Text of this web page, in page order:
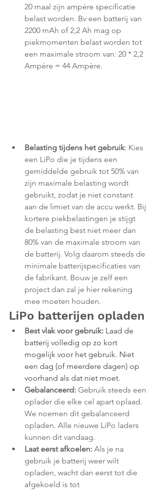
20 maal zijn ampère specificatie
belast worden. Bv een batterij van
2200 mAh of 2,2 Ah mag op
piekmomenten belast worden tot
een maximale stroom van: 20 * 2,2
Ampère = 44 Ampère.
Belasting tijdens het gebruik: Kies
een LiPo die je tijdens een
gemiddelde gebruik tot 50% van
zijn maximale belasting wordt
gebruikt, zodat je niet constant
aan de limiet van de accu werkt. Bij
kortere piekbelastingen je stijgt
de belasting best niet meer dan
80% van de maximale stroom van
de batterij. Volg daarom steeds de
minimale batterijspecificaties van
de fabrikant. Bouw je zelf een
project dan zal je hier rekening
mee moeten houden.
LiPo batterijen opladen
Best vlak voor gebruik: Laad de
batterij volledig op zo kort
mogelijk voor het gebruik. Niet
een dag (of meerdere dagen) op
voorhand als dat niet moet.
Gebalanceerd: Gebruik steeds een
oplader die elke cel apart oplaad.
We noemen dit gebalanceerd
opladen. Alle nieuwe LiPo laders
kunnen dit vandaag.
Laat eerst afkoelen: Als je na
gebruik je batterij weer wilt
opladen, wacht dan eerst tot die
afgekoeld is tot